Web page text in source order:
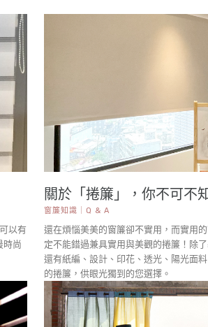
以有
時尚
關於「捲簾」，你不可不
窗簾知識｜Q & A
還在煩惱美美的窗簾卻不實用，而實用
定不能錯過兼具實用與美觀的捲簾！除
還有紙編、設計、印花、透光、陽光面
的捲簾，供眼光獨到的您選擇。